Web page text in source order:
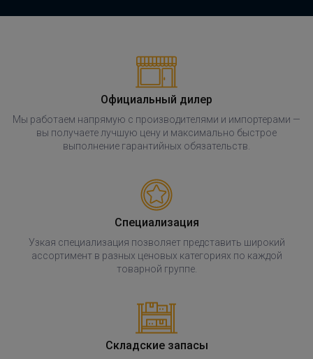
Официальный дилер
Мы работаем напрямую с производителями и импортерами —
вы получаете лучшую цену и максимально быстрое
выполнение гарантийных обязательств.
Специализация
Узкая специализация позволяет представить широкий
ассортимент в разных ценовых категориях по каждой
товарной группе.
Складские запасы